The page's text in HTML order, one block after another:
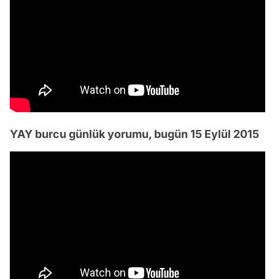
YAY burcu günlük yorumu, bugün 15 Eylül 2015